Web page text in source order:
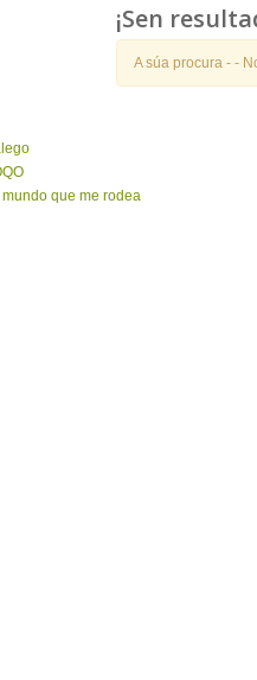
¡Sen
A súa procura - -
que me rodea